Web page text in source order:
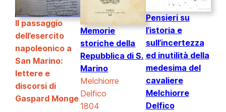
Il passaggio
dell’esercito
napoleonico a
San Marino:
lettere e
discorsi di
Gaspard Monge
Memorie
storiche della
Repubblica di S.
Marino
Melchiorre
Delfico
1804
Pensieri su
l’istoria e
sull’incertezza
ed inutilità della
medesima del
cavaliere
Melchiorre
Delfico